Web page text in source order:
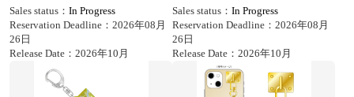
Sales status： In Progress
Reservation Deadline：2026年08月
26日
Release Date：2026年10月
Sales status： In Progress
Reservation Deadline：2026年08月
26日
Release Date：2026年10月